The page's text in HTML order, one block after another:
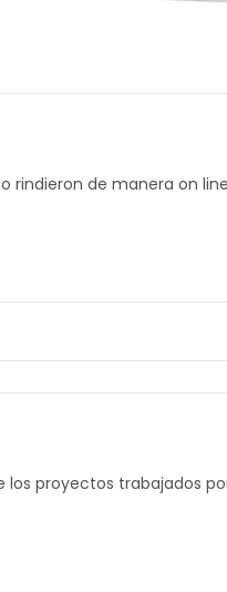
de manera on
proyectos trabajados